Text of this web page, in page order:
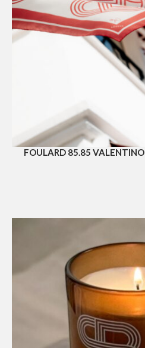
FOULARD 85.85 VALENTINO